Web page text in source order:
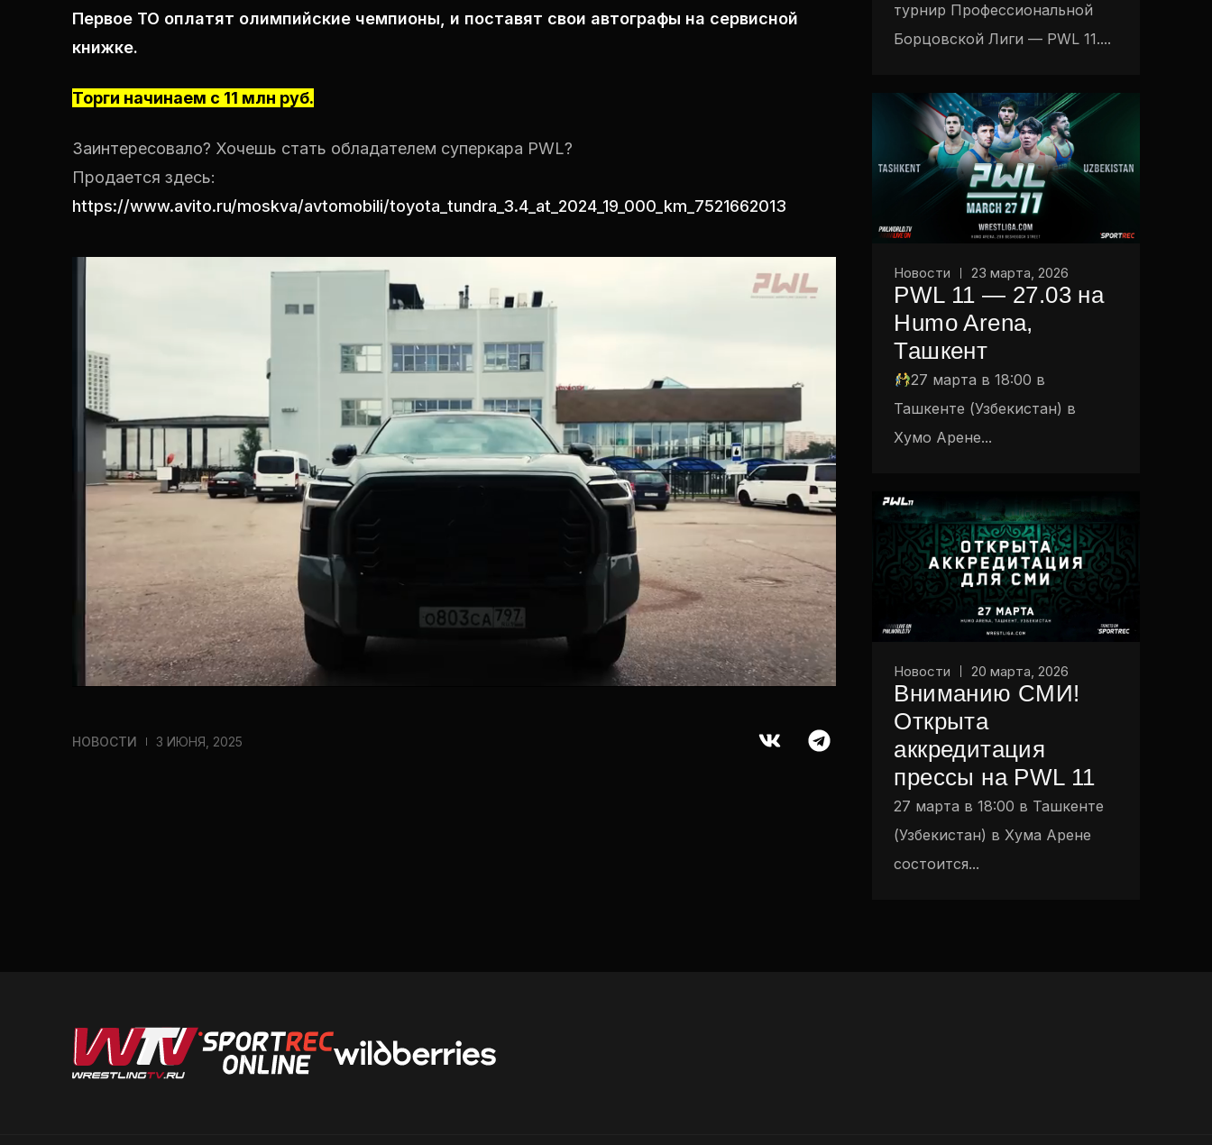
Первое ТО оплатят олимпийские чемпионы, и поставят свои автографы на сервисной
книжке.
Торги начинаем с 11 млн руб.
Заинтересовало? Хочешь стать обладателем суперкара PWL?
Продается здесь:
https://www.avito.ru/moskva/avtomobili/toyota_tundra_3.4_at_2024_19_000_km_7521662013
НОВОСТИ 3 ИЮНЯ, 2025
турнир Профессиональной
Борцовской Лиги — PWL 11....
Новости 23 марта, 2026
PWL 11 — 27.03 на
Humo Arena,
Ташкент
27 марта в 18:00 в
Ташкенте (Узбекистан) в
Хумо Арене...
Новости 20 марта, 2026
Вниманию СМИ!
Открыта
аккредитация
прессы на PWL 11
27 марта в 18:00 в Ташкенте
(Узбекистан) в Хума Арене
состоится...